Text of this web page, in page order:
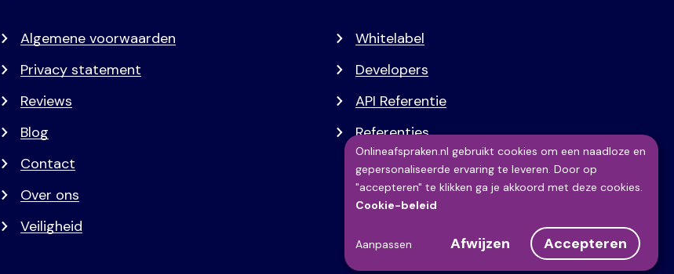
Algemene voorwaarden
Privacy statement
Reviews
Blog
Contact
Over ons
Veiligheid
Whitelabel
Developers
API Referentie
Referenties
Gebruik
van
Onlineafspraken.nl gebruikt cookies om een naadloze en
gepersonaliseerde ervaring te leveren. Door op
"accepteren" te klikken ga je akkoord met deze cookies.
Cookie-beleid
Aanpassen Afwijzen Accepteren